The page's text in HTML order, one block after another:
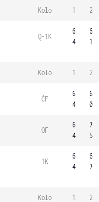
Kolo 1 2
Q-1K
6
4
6
1
Kolo 1 2
ČF
6
4
6
0
OF
6
4
7
5
1K
6
4
6
7
Kolo 1 2